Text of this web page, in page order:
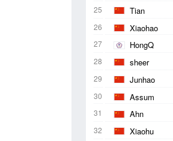
25
Tian
26
Xiaohao
27
HongQ
28
sheer
29
Junhao
30
Assum
31
Ahn
32
Xiaohu